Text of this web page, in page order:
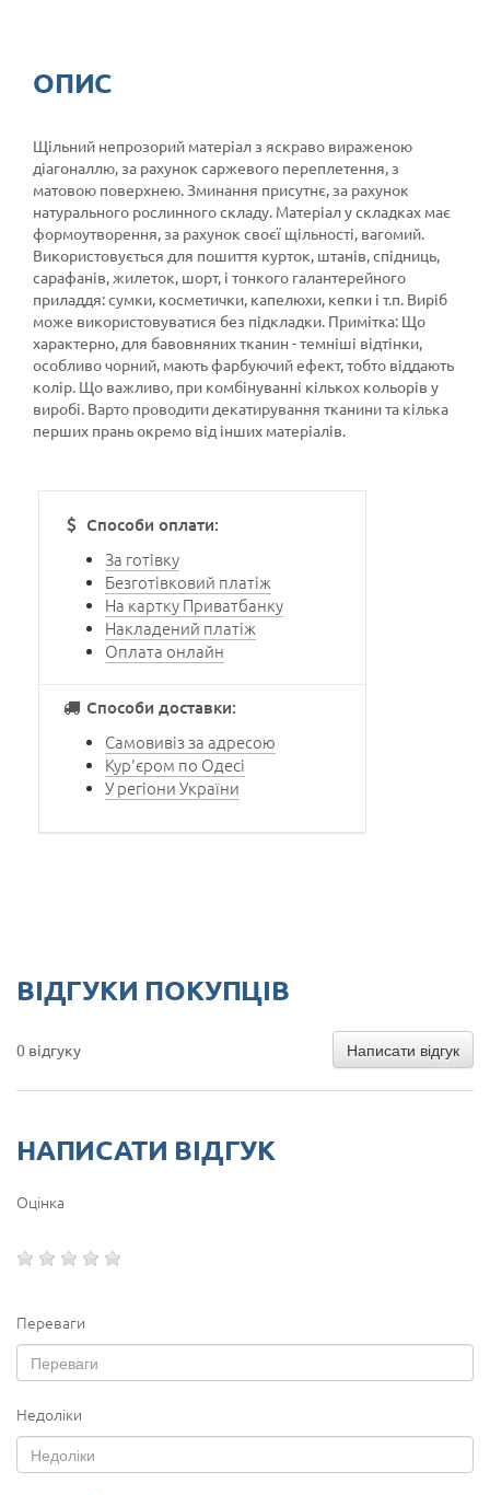
ОПИС
Щільний непрозорий матеріал з яскраво вираженою
діагоналлю, за рахунок саржевого переплетення, з
матовою поверхнею. Зминання присутнє, за рахунок
натурального рослинного складу. Матеріал у складках має
формоутворення, за рахунок своєї щільності, вагомий.
Використовується для пошиття курток, штанів, спідниць,
сарафанів, жилеток, шорт, і тонкого галантерейного
приладдя: сумки, косметички, капелюхи, кепки і т.п. Виріб
може використовуватися без підкладки. Примітка: Що
характерно, для бавовняних тканин - темніші відтінки,
особливо чорний, мають фарбуючий ефект, тобто віддають
колір. Що важливо, при комбінуванні кількох кольорів у
виробі. Варто проводити декатирування тканини та кілька
перших прань окремо від інших матеріалів.
Способи оплати:
За готівку
Безготівковий платіж
На картку Приватбанку
Накладений платіж
Оплата онлайн
Способи доставки:
Самовивіз за адресою
Кур'єром по Одесі
У регіони України
ВІДГУКИ ПОКУПЦІВ
0 відгуку Написати відгук
НАПИСАТИ ВІДГУК
Оцінка
Переваги
Недоліки